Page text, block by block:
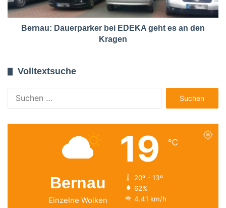
Bernau: Dauerparker bei EDEKA geht es an den
Kragen
Volltextsuche
nach:
Bernau
Einzelne Wolken
19 ℃
20º - 13º
62%
4.41 km/h